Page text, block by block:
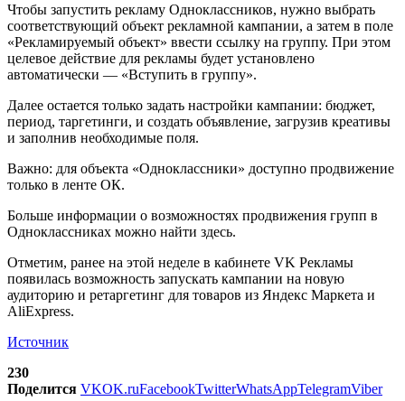
Чтобы запустить рекламу Одноклассников, нужно выбрать
соответствующий объект рекламной кампании, а затем в поле
«Рекламируемый объект» ввести ссылку на группу. При этом
целевое действие для рекламы будет установлено
автоматически — «Вступить в группу».
Далее остается только задать настройки кампании: бюджет,
период, таргетинги, и создать объявление, загрузив креативы
и заполнив необходимые поля.
Важно: для объекта «Одноклассники» доступно продвижение
только в ленте ОК.
Больше информации о возможностях продвижения групп в
Одноклассниках можно найти здесь.
Отметим, ранее на этой неделе в кабинете VK Рекламы
появилась возможность запускать кампании на новую
аудиторию и ретаргетинг для товаров из Яндекс Маркета и
AliExpress.
Источник
230
Поделится VKOK.ruFacebookTwitterWhatsAppTelegramViber